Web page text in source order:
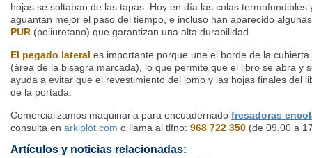
hojas se soltaban de las tapas. Hoy en día las colas termofundibles
aguantan mejor el paso del tiempo, e incluso han aparecido
PUR (poliuretano) que garantizan una alta durabilidad.
El pegado lateral es importante porque une el borde de la
(área de la bisagra marcada), lo que permite que el libro se abra y
ayuda a evitar que el revestimiento del lomo y las hojas finales del
de la portada.
Comercializamos maquinaria para encuadernado fresadoras
consulta en arkiplot.com o llama al tlfno: 968 722 350 (de 09,00 a
Artículos y noticias relacionadas: